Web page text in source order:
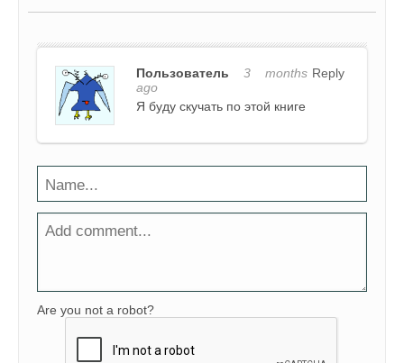
Reply
Пользователь
3 months
ago
Я буду скучать по этой книге
Are you not a robot?